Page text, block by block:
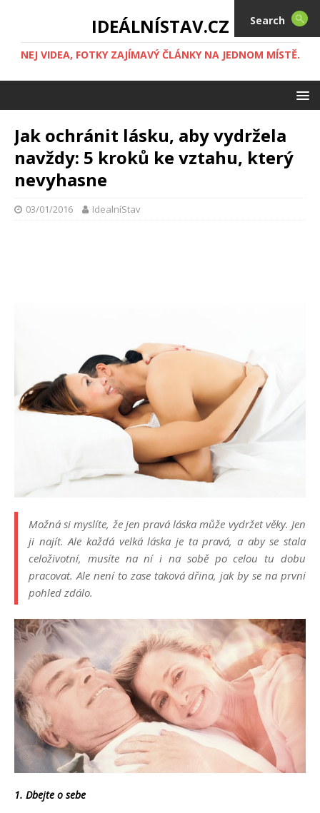
IDEÁLNÍSTAV.CZ
NEJ VIDEA, FOTKY ZAJÍMAVÝ ČLÁNKY NA JEDNOM MÍSTĚ.
Jak ochránit lásku, aby vydržela
navždy: 5 kroků ke vztahu, který
nevyhasne
03/01/2016 IdealníStav
Možná si myslíte, že jen pravá láska může vydržet věky. Jen
ji najít. Ale každá velká láska je ta pravá, a aby se stala
celoživotní, musíte na ní i na sobě po celou tu dobu
pracovat. Ale není to zase taková dřina, jak by se na první
pohled zdálo.
1. Dbejte o sebe
Search